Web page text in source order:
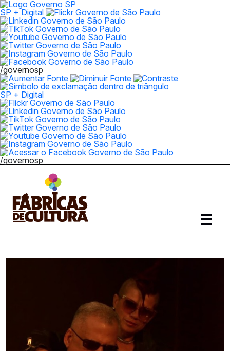
SP + Digital
/governosp
SP + Digital
/governosp